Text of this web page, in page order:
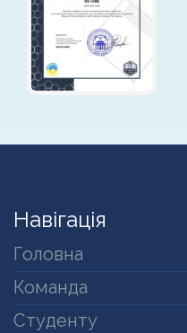
Навігація
Головна
Команда
Студенту